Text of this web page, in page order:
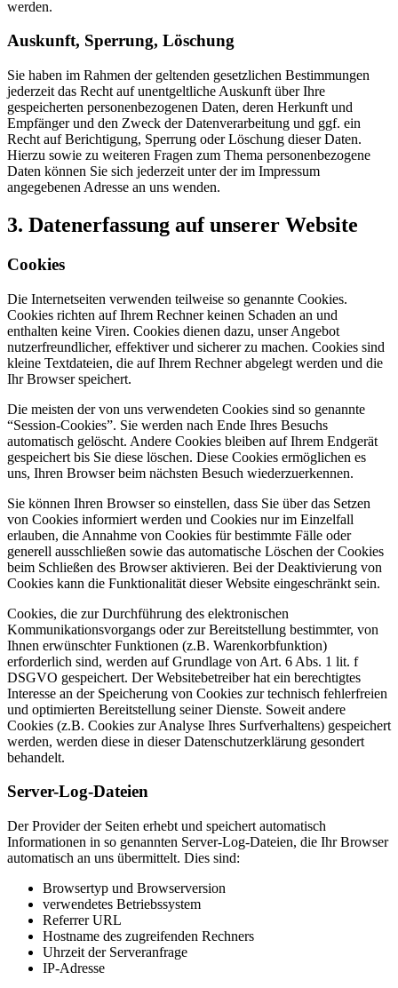
werden.
Auskunft, Sperrung, Löschung
Sie haben im Rahmen der geltenden gesetzlichen Bestimmungen
jederzeit das Recht auf unentgeltliche Auskunft über Ihre
gespeicherten personenbezogenen Daten, deren Herkunft und
Empfänger und den Zweck der Datenverarbeitung und ggf. ein
Recht auf Berichtigung, Sperrung oder Löschung dieser Daten.
Hierzu sowie zu weiteren Fragen zum Thema personenbezogene
Daten können Sie sich jederzeit unter der im Impressum
angegebenen Adresse an uns wenden.
3. Datenerfassung auf unserer Website
Cookies
Die Internetseiten verwenden teilweise so genannte Cookies.
Cookies richten auf Ihrem Rechner keinen Schaden an und
enthalten keine Viren. Cookies dienen dazu, unser Angebot
nutzerfreundlicher, effektiver und sicherer zu machen. Cookies sind
kleine Textdateien, die auf Ihrem Rechner abgelegt werden und die
Ihr Browser speichert.
Die meisten der von uns verwendeten Cookies sind so genannte
“Session-Cookies”. Sie werden nach Ende Ihres Besuchs
automatisch gelöscht. Andere Cookies bleiben auf Ihrem Endgerät
gespeichert bis Sie diese löschen. Diese Cookies ermöglichen es
uns, Ihren Browser beim nächsten Besuch wiederzuerkennen.
Sie können Ihren Browser so einstellen, dass Sie über das Setzen
von Cookies informiert werden und Cookies nur im Einzelfall
erlauben, die Annahme von Cookies für bestimmte Fälle oder
generell ausschließen sowie das automatische Löschen der Cookies
beim Schließen des Browser aktivieren. Bei der Deaktivierung von
Cookies kann die Funktionalität dieser Website eingeschränkt sein.
Cookies, die zur Durchführung des elektronischen
Kommunikationsvorgangs oder zur Bereitstellung bestimmter, von
Ihnen erwünschter Funktionen (z.B. Warenkorbfunktion)
erforderlich sind, werden auf Grundlage von Art. 6 Abs. 1 lit. f
DSGVO gespeichert. Der Websitebetreiber hat ein berechtigtes
Interesse an der Speicherung von Cookies zur technisch fehlerfreien
und optimierten Bereitstellung seiner Dienste. Soweit andere
Cookies (z.B. Cookies zur Analyse Ihres Surfverhaltens) gespeichert
werden, werden diese in dieser Datenschutzerklärung gesondert
behandelt.
Server-Log-Dateien
Der Provider der Seiten erhebt und speichert automatisch
Informationen in so genannten Server-Log-Dateien, die Ihr Browser
automatisch an uns übermittelt. Dies sind:
Browsertyp und Browserversion
verwendetes Betriebssystem
Referrer URL
Hostname des zugreifenden Rechners
Uhrzeit der Serveranfrage
IP-Adresse